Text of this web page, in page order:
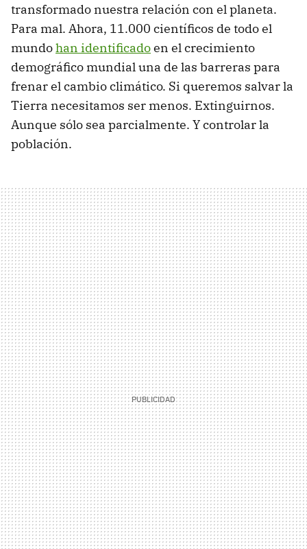
transformado nuestra relación con el planeta.
Para mal. Ahora, 11.000 científicos de todo el
mundohan identificadoen el crecimiento
demográfico mundial una de las barreras para
frenar el cambio climático. Si queremos salvar la
Tierra necesitamos ser menos. Extinguirnos.
Aunque sólo sea parcialmente. Y controlar la
población.